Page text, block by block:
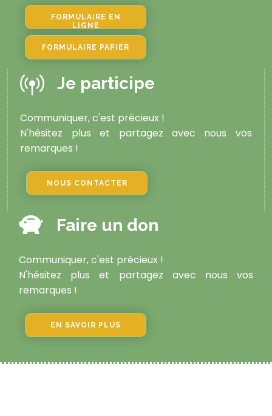
FORMULAIRE EN
LIGNE
FORMULAIRE PAPIER
Je participe
Communiquer, c'est précieux !
N'hésitez plus et partagez avec nous vos
remarques !
NOUS CONTACTER
Faire un don
Communiquer, c'est précieux !
N'hésitez plus et partagez avec nous vos
remarques !
EN SAVOIR PLUS